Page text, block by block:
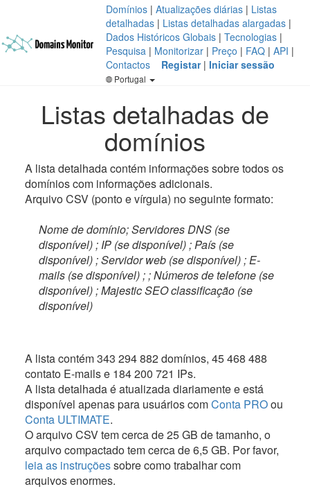
Domínios | Atualizações diárias | Listas
detalhadas | Listas detalhadas alargadas |
Dados Históricos Globais | Tecnologias |
Pesquisa | Monitorizar | Preço | FAQ | API |
Contactos
Registar| Iniciar sessão
Portugal
Listas detalhadas de
domínios
A lista detalhada contém informações sobre todos os
domínios com informações adicionais.
Arquivo CSV (ponto e vírgula) no seguinte formato:
Nome de domínio; Servidores DNS (se
disponível) ; IP (se disponível) ; País (se
disponível) ; Servidor web (se disponível) ; E-
mails (se disponível) ; ; Números de telefone (se
disponível) ; Majestic SEO classificação (se
disponível)
A lista contém 343 294 882 domínios, 45 468 488
contato E-mails e 184 200 721 IPs.
A lista detalhada é atualizada diariamente e está
disponível apenas para usuários comConta PROou
Conta ULTIMATE.
O arquivo CSV tem cerca de 25 GB de tamanho, o
arquivo compactado tem cerca de 6,5 GB. Por favor,
leia as instruçõessobre como trabalhar com
arquivos enormes.